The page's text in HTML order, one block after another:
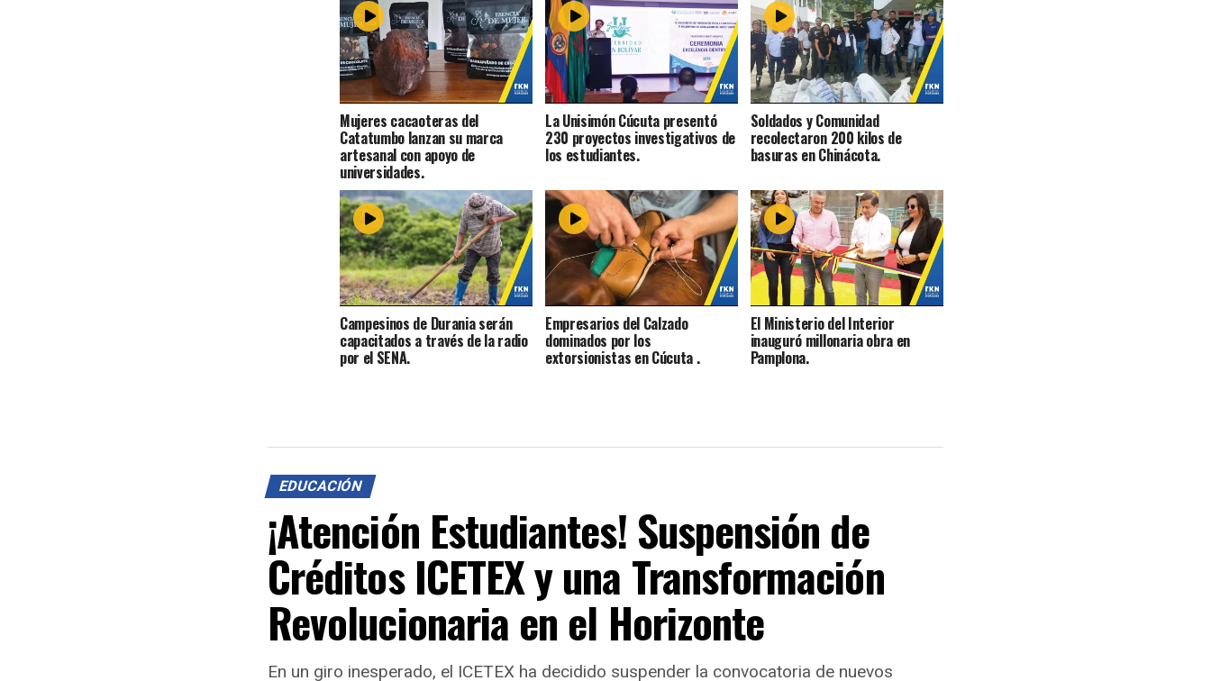
Mujeres cacaoteras del
Catatumbo lanzan su marca
artesanal con apoyo de
universidades.
La Unisimón Cúcuta presentó
230 proyectos investigativos de
los estudiantes.
Soldados y Comunidad
recolectaron 200 kilos de
basuras en Chinácota.
Campesinos de Durania serán
capacitados a través de la radio
por el SENA.
Empresarios del Calzado
dominados por los
extorsionistas en Cúcuta .
El Ministerio del Interior
inauguró millonaria obra en
Pamplona.
EDUCACIÓN
¡Atención Estudiantes! Suspensión de
Créditos ICETEX y una Transformación
Revolucionaria en el Horizonte
En un giro inesperado, el ICETEX ha decidido suspender la convocatoria de nuevos